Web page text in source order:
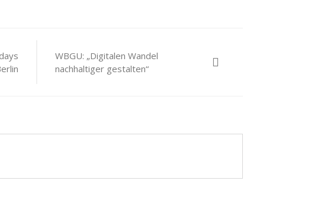
WBGU: „Digitalen Wandel
nachhaltiger gestalten“